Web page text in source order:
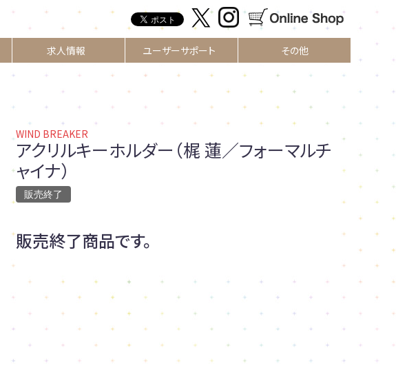
求人情報 ユーザーサポート その他
WIND BREAKER
アクリルキーホルダー（梶 蓮／フォーマルチ
ャイナ）
販売終了
販売終了商品です。